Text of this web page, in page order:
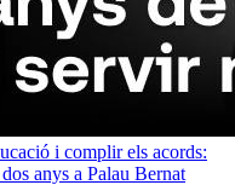
i complir els acords:
anys a Palau Bernat